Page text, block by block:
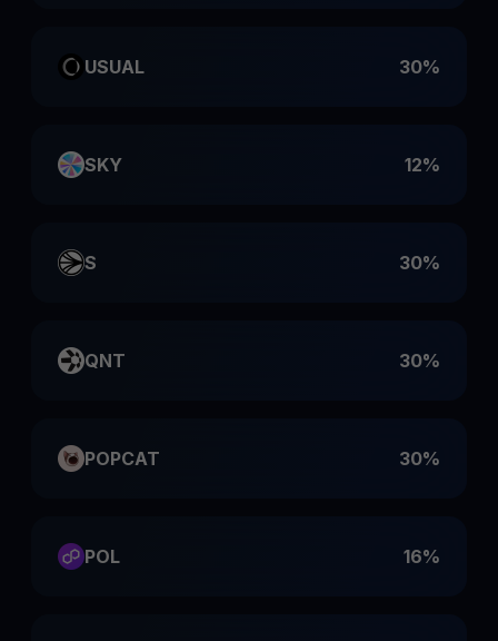
USUAL 30%
SKY 12%
S 30%
QNT 30%
POPCAT 30%
POL 16%